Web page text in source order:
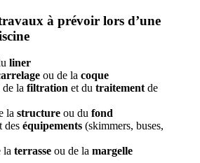
à prévoir lors d’une
liner
ou de la coque
la filtration et du traitement de
la structure ou du fond
des équipements (skimmers, buses,
la terrasse ou de la margelle